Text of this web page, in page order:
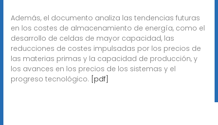
Además, el documento analiza las tendencias futuras
en los costes de almacenamiento de energía, como el
desarrollo de celdas de mayor capacidad, las
reducciones de costes impulsadas por los precios de
las materias primas y la capacidad de producción, y
los avances en los precios de los sistemas y el
progreso tecnológico. [pdf]